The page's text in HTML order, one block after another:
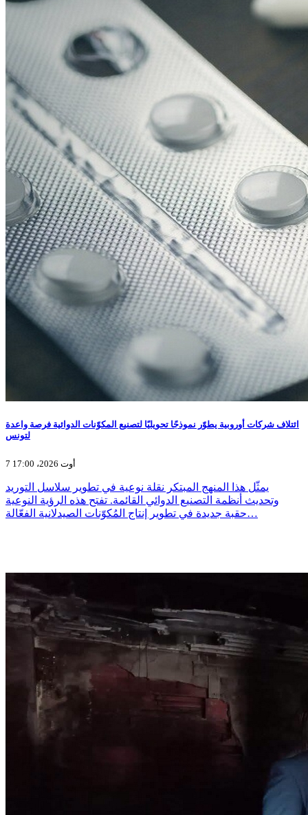
ائتلاف شركات أوروبية يطوّر نموذجًا تحويليًا لتصنيع المكوّنات الدوائية فرصة واعدة
لتونس
7 أوت 2026، 17:00
يمثّل هذا المنهج المبتكر نقلة نوعية في تطوير سلاسل التوريد
وتحديث أنظمة التصنيع الدوائي القائمة. تفتح هذه الرؤية النوعية
حقبة جديدة في تطوير إنتاج المُكوّنات الصيدلانية الفعّالة…